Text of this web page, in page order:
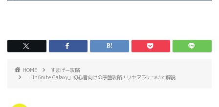
HOME
すまげー攻略
「Infinite Galaxy」初心者向けの序盤攻略！リセマラについて解説